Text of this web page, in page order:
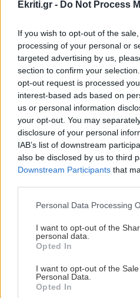
Ekriti.gr - Do Not Process
If you wish to opt-out of the
processing of your personal or
targeted advertising by us,
section to confirm your
opt-out request is processed
interest-based ads based on
us or personal information
your opt-out. You may
disclosure of your personal
IAB’s list of downstream
also be disclosed by us to third
Downstream Participants that
Personal Data Processing
I want to opt-out of the
personal data.
Opted In
I want to opt-out of the
Personal Data.
Opted In
ΚΟΣΜΟΣ
Γερμανία:
κυβερνητικό
Υπέρ της παραμονής
κυβερνητικό
06-12-2019
Δανία: